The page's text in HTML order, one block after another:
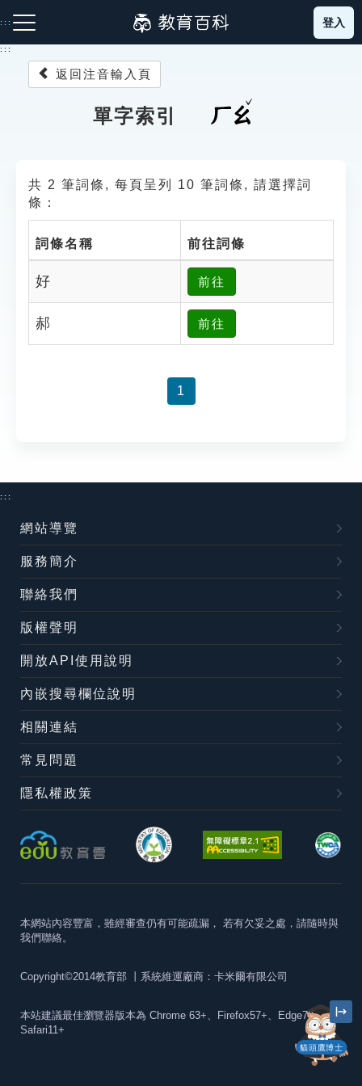
到
主
:::
部首索引表圖示
網站導覽
生字詞彙表
成語故事
教學應用
貓頭鷹博士
登入
:::
返回注音輸入頁
單字索引 ㄏㄠ
共 2 筆詞條, 每頁呈列 10 筆詞條, 請選擇詞
條：
詞條名稱 前往詞條
好 前往
郝 前往
1
貓頭鷹博士
:::
網站導覽
服務簡介
聯絡我們
版權聲明
開放API使用說明
內嵌搜尋欄位說明
相關連結
常見問題
隱私權政策
本網站內容豐富，雖經審查仍有可能疏漏， 若有欠妥之處，請隨時與
我們聯絡。
Copyright©2014教育部 丨系統維運廠商：卡米爾有限公司
本站建議最佳瀏覽器版本為 Chrome 63+、Firefox57+、Edge79+及
Safari11+